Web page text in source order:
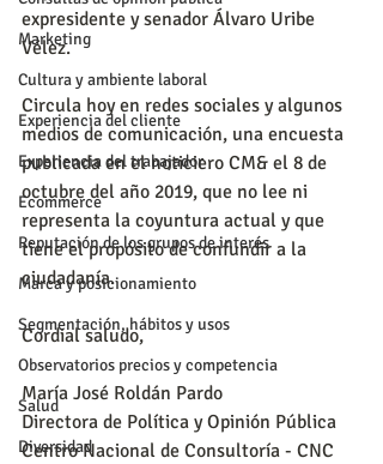
Marketing
Cultura y ambiente laboral
Experiencia del cliente
Experiencia del trabajador
Ecommerce
Reputación de los grupos de interés
Marca y posicionamiento
Segmentación, hábitos y usos
Observatorios precios y competencia
Salud
Diversidad
expresidente y senador Álvaro Uribe
Vélez.
Circula hoy en redes sociales y algunos
medios de comunicación, una encuesta
publicada en el noticiero CM& el 8 de
octubre del año 2019, que no lee ni
representa la coyuntura actual y que
tiene el propósito de confundir a la
ciudadanía.
Cordial saludo,
María José Roldán Pardo
Directora de Política y Opinión Pública
Centro Nacional de Consultoría - CNC